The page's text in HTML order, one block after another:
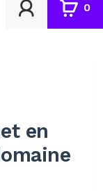
0
en